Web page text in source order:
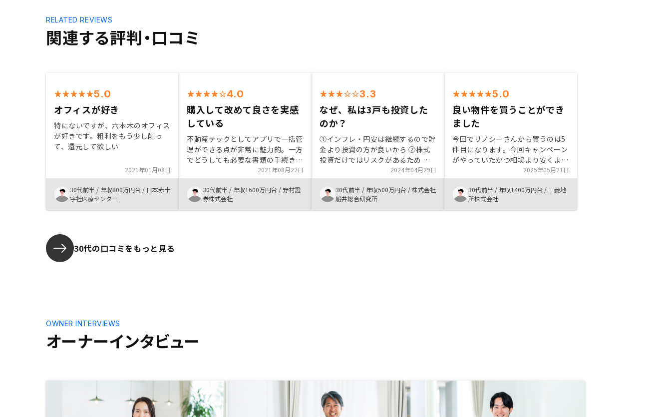
関連する評判・口コミ
RELATED REVIEWS
5.0
オフィスが好き
特にないですが、六本木のオフィス
が好きです。粗利をもう少し削っ
て、還元して欲しい
2021年01月08日
30代前半 / 年収800万円台 / 日本赤十
字社医療センター
4.0
購入して改めて良さを実感
している
不動産テックとしてアプリで一括管
理ができる点が非常に魅力的。一方
でどうしても必要な書類の手続きは
代理取得してくれる等アナログなサ
ービスも行き届いている。購入して
改めて良さを実感している。
2021年08月22日
30代前半 / 年収1600万円台 / 野村證
券株式会社
3.3
なぜ、私は3戸も投資した
のか？
①インフレ・円安は継続するので貯
金より投資の方が良いから ②株式
投資だけではリスクがあるため ③
リスク分散且つ長期投資且つ他人資
本を活用出来る不動産投資も行うこ
とで、老後の収入源を盤石な形で確
保したかったから ④無料で使える
図書館を利用してます？自分なりに
2024年04月29日
30代前半 / 年収500万円台 /株式会社
船井総合研究所
5.0
良い物件を買うことができ
ました
今回でリノシーさんから買うのは5
件目になります。今回キャンペーン
がやっていたかつ相場より安くよい
物件を買うことができて大変満足し
ています。やはりアプリから売出中
の物件が見れて自分の買いたいタイ
ミングで買えるシステムはとてもい
いと思います。
2025年05月21日
30代前半 / 年収1400万円台 / 三菱地
所株式会社
30代の口コミをもっと見る
オーナーインタビュー
OWNER INTERVIEWS